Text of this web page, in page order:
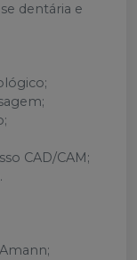
dentária e
CAD/CAM;